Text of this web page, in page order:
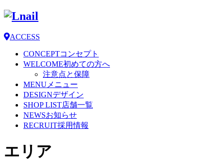
ACCESS
CONCEPTコンセプト
WELCOME初めての方へ
注意点と保障
MENU メニュー
DESIGNデザイン
SHOP LIST店舗一覧
NEWSお知らせ
RECRUIT採用情報
エリア